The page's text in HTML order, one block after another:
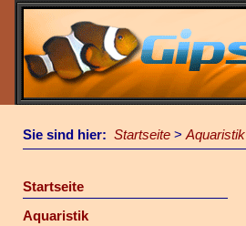
Sie sind hier: Startseite > Aquaristik
Startseite
Aquaristik